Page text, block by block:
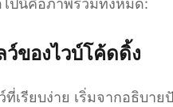
ไปนี้คือภาพรวมทั้งหมด:
ว์ของไวบ์โค้ดดิ้ง
ที่เรียบง่าย เริ่มจากอธิบา